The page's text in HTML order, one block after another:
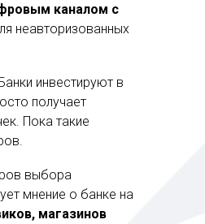
каналом с
неавторизованных
инвестируют в
получает
Пока такие
выбора
мнение о банке на
магазинов